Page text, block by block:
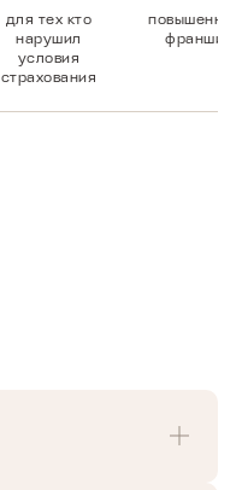
для тех кто
нарушил
условия
страхования
повышенная
франшиза